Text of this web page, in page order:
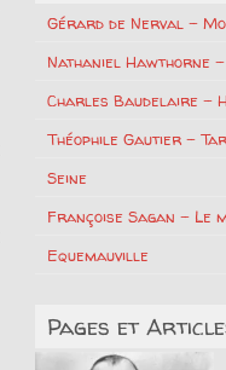
Gérard de Nerval –
Nathaniel Hawthorne
Charles Baudelaire –
Théophile Gautier –
Seine
Françoise Sagan – Le
Equemauville
Pages et